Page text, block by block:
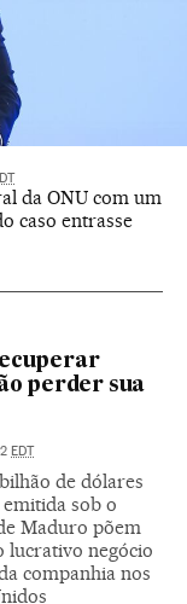
da ONU com um
caso entrasse
perder sua
EDT
de dólares
sob o
Maduro põem
lucrativo negócio
companhia nos